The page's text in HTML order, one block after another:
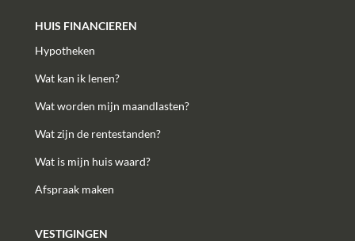
HUIS FINANCIEREN
Hypotheken
Wat kan ik lenen?
Wat worden mijn maandlasten?
Wat zijn de rentestanden?
Wat is mijn huis waard?
Afspraak maken
VESTIGINGEN